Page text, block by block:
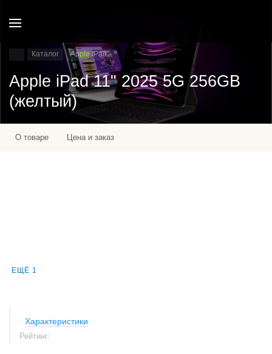
Каталог Apple IPad
Apple iPad 11" 2025 5G 256GB
(желтый)
О товаре Цена и заказ
ЕЩЁ 1
Характеристики
Рейтинг: